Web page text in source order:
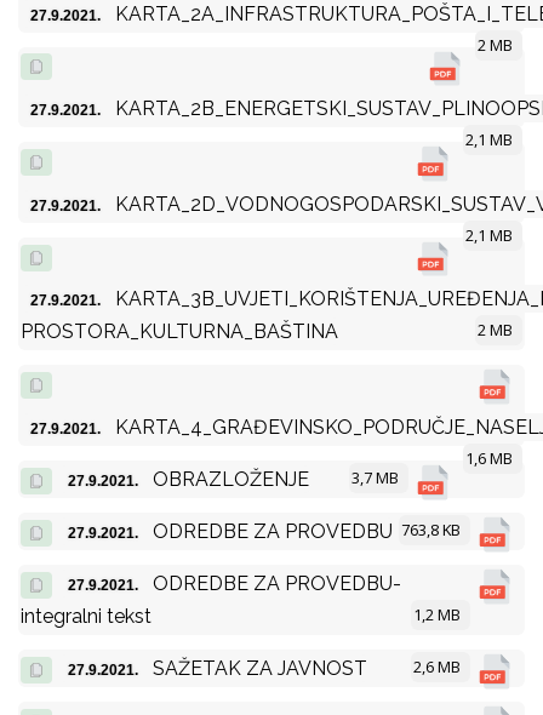
27.9.2021.
2 MB
27.9.2021.
2,1 MB
27.9.2021.
2,1 MB
27.9.2021.
PROSTORA_KULTURNA_BAŠTINA
2 MB
27.9.2021.
1,6 MB
27.9.2021. OBRAZLOŽENJE 3,7 MB
27.9.2021. ODREDBE ZA PROVEDBU 763,8 KB
27.9.2021.
ODREDBE ZA PROVEDBU-
integralni tekst
1,2 MB
27.9.2021. SAŽETAK ZA JAVNOST 2,6 MB